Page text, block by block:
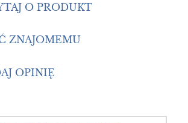
O PRODUKT
ZNAJOMEMU
OPINIĘ